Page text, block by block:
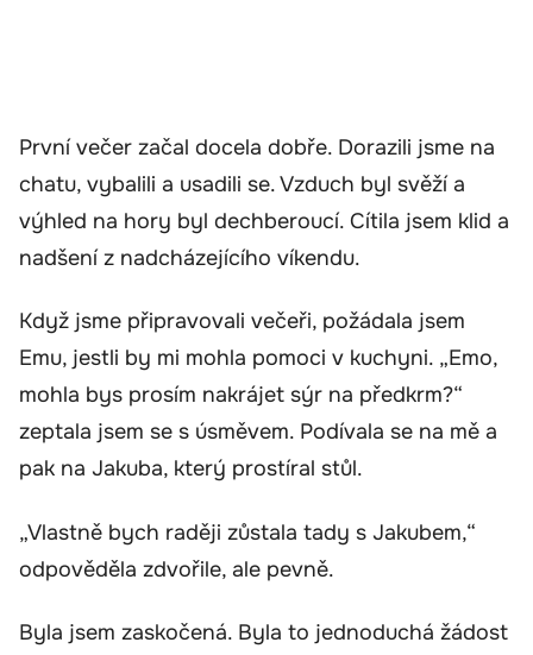
První večer začal docela dobře. Dorazili jsme na
chatu, vybalili a usadili se. Vzduch byl svěží a
výhled na hory byl dechberoucí. Cítila jsem klid a
nadšení z nadcházejícího víkendu.
Když jsme připravovali večeři, požádala jsem
Emu, jestli by mi mohla pomoci v kuchyni. „Emo,
mohla bys prosím nakrájet sýr na předkrm?“
zeptala jsem se s úsměvem. Podívala se na mě a
pak na Jakuba, který prostíral stůl.
„Vlastně bych raději zůstala tady s Jakubem,“
odpověděla zdvořile, ale pevně.
Byla jsem zaskočená. Byla to jednoduchá žádost